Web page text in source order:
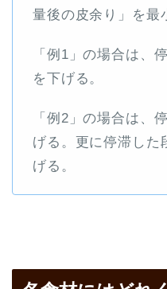
量後の皮余り」を最
「例1」の場合は、
を下げる。
「例2」の場合は、
げる。更に停滞した
げる。